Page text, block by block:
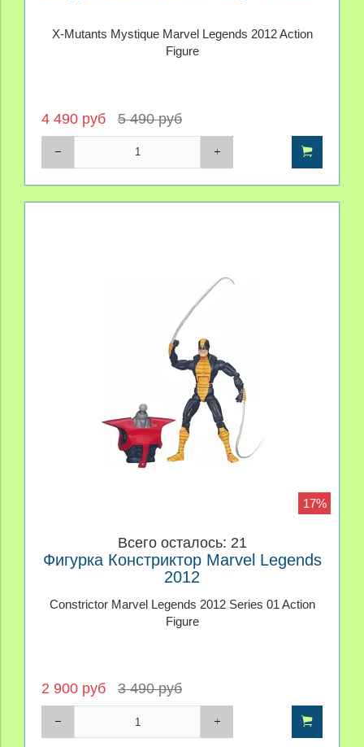
X-Mutants Mystique Marvel Legends 2012 Action
Figure
4 490 руб 5 490 руб
17%
Всего осталось: 21
Фигурка Констриктор Marvel Legends
2012
Constrictor Marvel Legends 2012 Series 01 Action
Figure
2 900 руб 3 490 руб